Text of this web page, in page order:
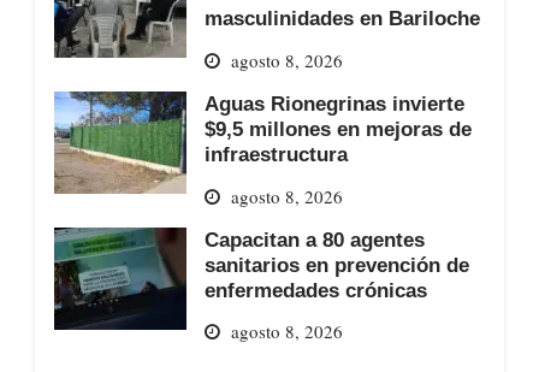
masculinidades en Bariloche
agosto 8, 2026
Aguas Rionegrinas invierte
$9,5 millones en mejoras de
infraestructura
agosto 8, 2026
Capacitan a 80 agentes
sanitarios en prevención de
enfermedades crónicas
agosto 8, 2026